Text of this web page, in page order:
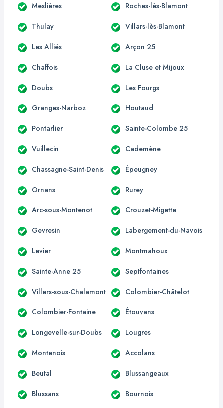
Meslières Roches-lès-Blamont
Thulay Villars-lès-Blamont
Les Alliés Arçon 25
Chaffois La Cluse et Mijoux
Doubs Les Fourgs
Granges-Narboz Houtaud
Pontarlier Sainte-Colombe 25
Vuillecin Cademène
Chassagne-Saint-Denis Épeugney
Ornans Rurey
Arc-sous-Montenot Crouzet-Migette
Gevresin Labergement-du-Navois
Levier Montmahoux
Sainte-Anne 25 Septfontaines
Villers-sous-Chalamont Colombier-Châtelot
Colombier-Fontaine Étouvans
Longevelle-sur-Doubs Lougres
Montenois Accolans
Beutal Blussangeaux
Blussans Bournois